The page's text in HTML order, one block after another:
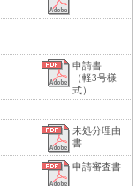
申請書
（軽3号様
式）
未処分理由
書
申請審査書